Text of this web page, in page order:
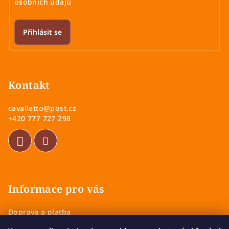
v
Přihlásit se
Kontakt
cavalletto@post.cz
+420 777 727 298
Informace pro vás
Doprava a platba